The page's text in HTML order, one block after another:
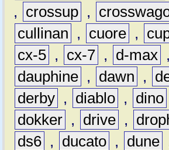
,
crossup ,
cullinan
, cuore ,
cx-5 , cx-7 , d-max ,
dauphine , dawn ,
derby , diablo , dino
dokker , drive ,
ds6 , ducato , dune